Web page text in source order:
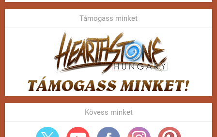
Támogass minket
Kövess minket